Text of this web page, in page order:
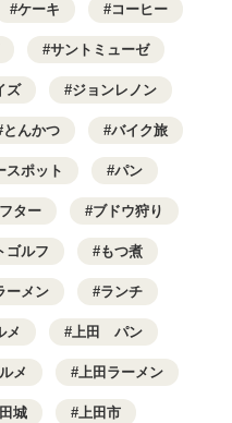
ケーキ コーヒー
サントミューゼ
ズ ジョンレノン
とんかつ バイク旅
スポット パン
ター ブドウ狩り
ゴルフ もつ煮
ーメン ランチ
メ 上田 パン
メ 上田ラーメン
城 上田市